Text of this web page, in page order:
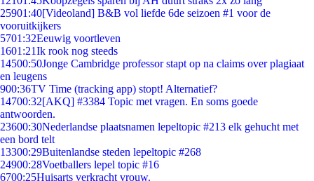
25901:40[Videoland] B&B vol liefde 6de seizoen #1 voor de
vooruitkijkers
5701:32Eeuwig voortleven
1601:21Ik rook nog steeds
14500:50Jonge Cambridge professor stapt op na claims over plagiaat
en leugens
900:36TV Time (tracking app) stopt! Alternatief?
14700:32[AKQ] #3384 Topic met vragen. En soms goede
antwoorden.
23600:30Nederlandse plaatsnamen lepeltopic #213 elk gehucht met
een bord telt
13300:29Buitenlandse steden lepeltopic #268
24900:28Voetballers lepel topic #16
6700:25Huisarts verkracht vrouw.